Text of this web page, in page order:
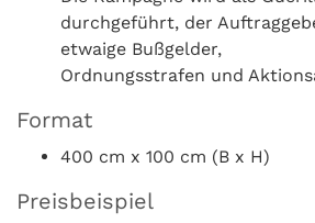
durchgeführt, der
etwaige Bußgelder,
Ordnungsstrafen und
Format
400 cm x 100 cm (B x H)
Preisbeispiel